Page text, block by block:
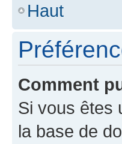
Haut
Comment
Si vous êtes
la base de